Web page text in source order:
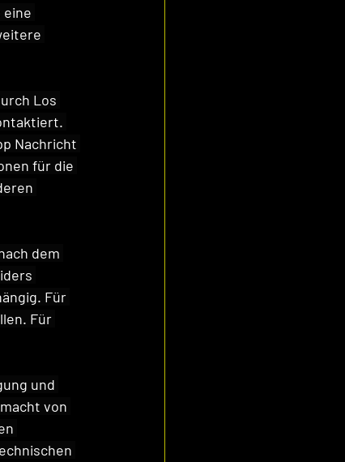
eine
Los
Nachricht
für die
dem
Für
Für
und
von